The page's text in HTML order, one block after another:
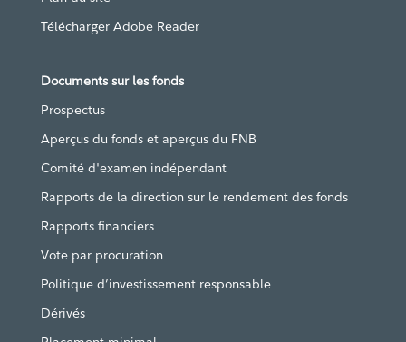
Télécharger Adobe Reader
Documents sur les fonds
Prospectus
Aperçus du fonds et aperçus du FNB
Comité d'examen indépendant
Rapports de la direction sur le rendement des fonds
Rapports financiers
Vote par procuration
Politique d’investissement responsable
Dérivés